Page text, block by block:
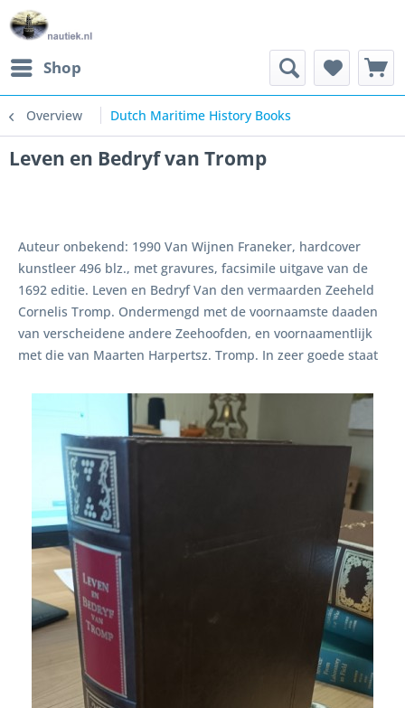
Shop
Overview Dutch Maritime History Books
Leven en Bedryf van Tromp
Auteur onbekend: 1990 Van Wijnen Franeker, hardcover
kunstleer 496 blz., met gravures, facsimile uitgave van de
1692 editie. Leven en Bedryf Van den vermaarden Zeeheld
Cornelis Tromp. Ondermengd met de voornaamste daaden
van verscheidene andere Zeehoofden, en voornaamentlijk
met die van Maarten Harpertsz. Tromp. In zeer goede staat